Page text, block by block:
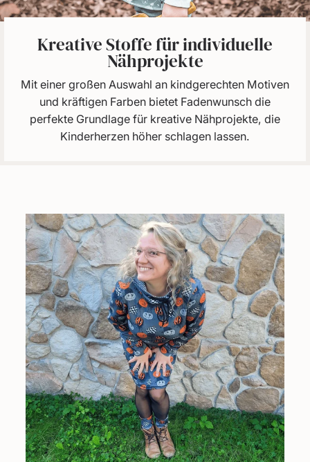
Kreative Stoffe für individuelle
Nähprojekte
Mit einer großen Auswahl an kindgerechten Motiven
und kräftigen Farben bietet Fadenwunsch die
perfekte Grundlage für kreative Nähprojekte, die
Kinderherzen höher schlagen lassen.